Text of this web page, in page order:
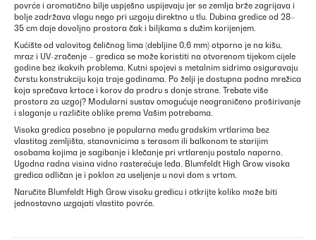
povrće i aromatično bilje uspješno uspijevaju jer se zemlja brže zagrijava i
bolje zadržava vlagu nego pri uzgoju direktno u tlu. Dubina gredice od 28–
35 cm daje dovoljno prostora čak i biljkama s dužim korijenjem.
Kućište od valovitog čeličnog lima (debljine 0,6 mm) otporno je na kišu,
mraz i UV-zračenje – gredica se može koristiti na otvorenom tijekom cijele
godine bez ikakvih problema. Kutni spojevi s metalnim sidrima osiguravaju
čvrstu konstrukciju koja traje godinama. Po želji je dostupna podna mrežica
koja sprečava krtoce i korov da prodru s donje strane. Trebate više
prostora za uzgoj? Modularni sustav omogućuje neograničeno proširivanje
i slaganje u različite oblike prema Vašim potrebama.
Visoka gredica posebno je popularna među gradskim vrtlarima bez
vlastitog zemljišta, stanovnicima s terasom ili balkonom te starijim
osobama kojima je sagibanje i klečanje pri vrtlarenju postalo naporno.
Ugodna radna visina vidno rasterećuje leđa. Blumfeldt High Grow visoka
gredica odličan je i poklon za useljenje u novi dom s vrtom.
Naručite Blumfeldt High Grow visoku gredicu i otkrijte koliko može biti
jednostavno uzgajati vlastito povrće.